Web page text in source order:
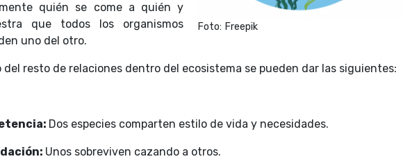
Foto: Freepik
quién se come a quién y
que todos los organismos
uno del otro.
del resto de relaciones dentro del ecosistema se pueden dar las siguientes:
Dos especies comparten estilo de vida y necesidades.
Unos sobreviven cazando a otros.